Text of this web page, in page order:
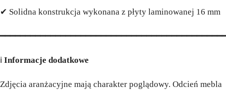
✔ Solidna konstrukcja wykonana z płyty laminowanej 16 mm
ℹ️ Informacje dodatkowe
Zdjęcia aranżacyjne mają charakter poglądowy. Odcień mebla